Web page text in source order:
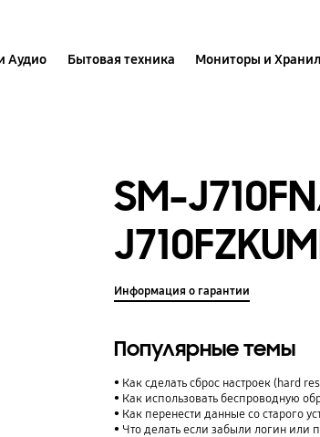
Аудио Бытовая техника Мониторы и
SM-
Информация о гарантии
Популярные темы
Как сделать сброс настроек (hard
Как использовать беспроводную
Как перенести данные со старого
Что делать если забыли логин или